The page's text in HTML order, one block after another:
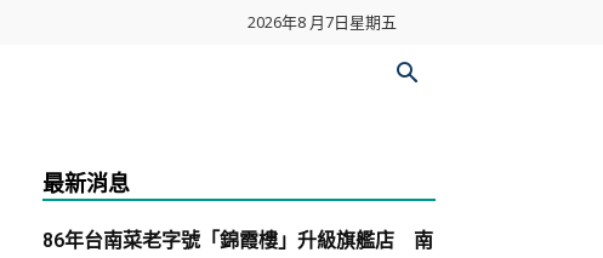
2026年8 月7日星期五
最新消息
86年台南菜老字號「錦霞樓」升級旗艦店 南